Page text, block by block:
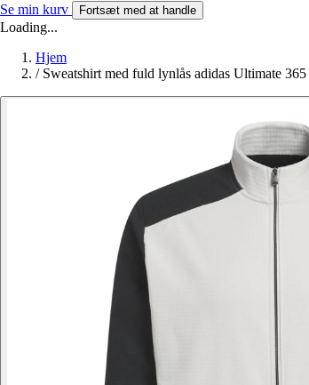
Se min kurv Fortsæt med at handle
Loading...
Hjem
/ Sweatshirt med fuld lynlås adidas Ultimate 365